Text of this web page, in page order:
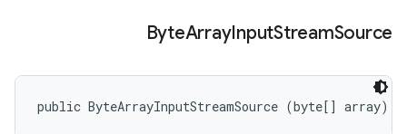
ByteArrayInputStreamSource
public ByteArrayInputStreamSource (byte[] array)